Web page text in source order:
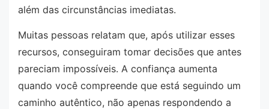
além das circunstâncias imediatas.
Muitas pessoas relatam que, após utilizar esses
recursos, conseguiram tomar decisões que antes
pareciam impossíveis. A confiança aumenta
quando você compreende que está seguindo um
caminho autêntico, não apenas respondendo a